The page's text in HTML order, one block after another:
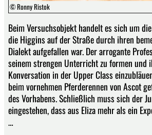
© Ronny Ristok
Beim Versuchsobjekt handelt es sich um
die Higgins auf der Straße durch ihren
Dialekt aufgefallen war. Der arrogante
seinem strengen Unterricht zu formen und
Konversation in der Upper Class
beim vornehmen Pferderennen von Ascot
des Vorhabens. Schließlich muss sich der
eingestehen, dass aus Eliza mehr als ein
…